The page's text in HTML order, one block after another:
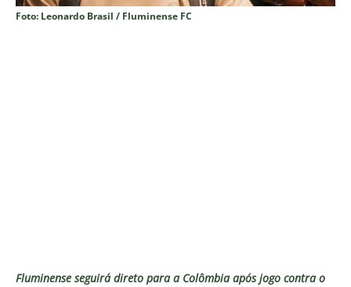
Foto: Leonardo Brasil / Fluminense FC
Fluminense seguirá direto para a Colômbia após jogo contra o